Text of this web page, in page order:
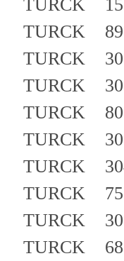
TURCK
TURCK
TURCK
TURCK
TURCK
TURCK
TURCK
TURCK
TURCK
TURCK